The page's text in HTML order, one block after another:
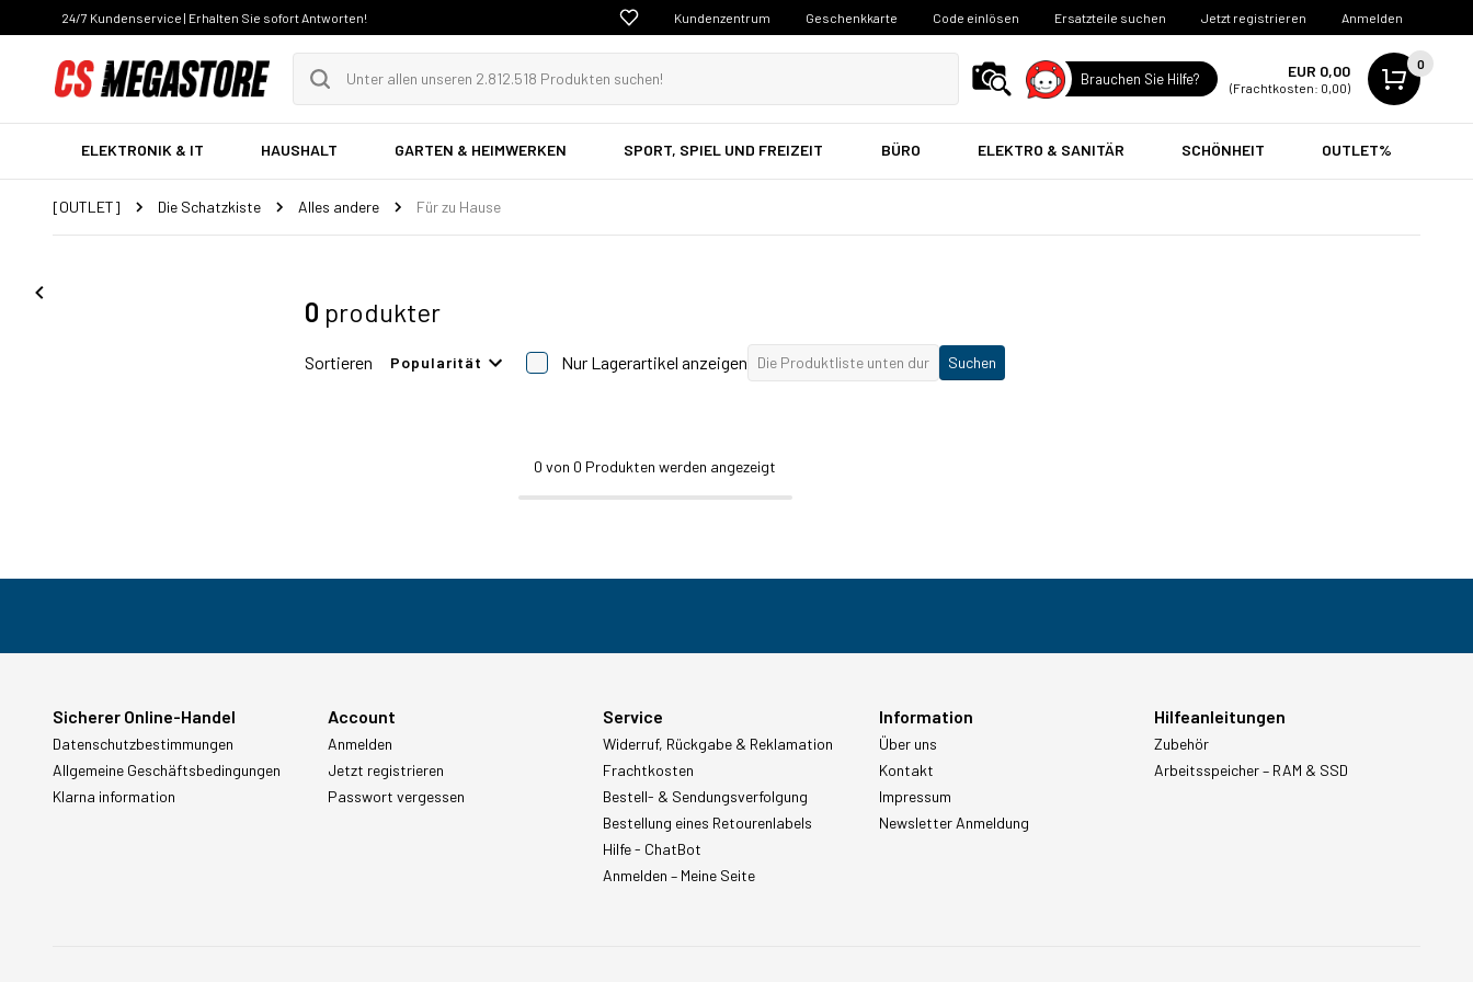
24/7 Kundenservice | Erhalten Sie sofort Antworten! Kundenzentrum Geschenkkarte Code einlösen Ersatzteile suchen Jetzt registrieren Anmelden
Brauchen Sie Hilfe? EUR 0,00
(Frachtkosten: 0,00)
0
ELEKTRONIK & IT HAUSHALT GARTEN & HEIMWERKEN SPORT, SPIEL UND FREIZEIT BÜRO ELEKTRO & SANITÄR SCHÖNHEIT OUTLET%
[OUTLET] Die Schatzkiste Alles andere Für zu Hause
0 produkter
Sortieren Popularität Nur Lagerartikel anzeigen Suchen
0 von 0 Produkten werden angezeigt
Sicherer Online-Handel
Datenschutzbestimmungen
Allgemeine Geschäftsbedingungen
Klarna information
Account
Anmelden
Jetzt registrieren
Passwort vergessen
Service
Widerruf, Rückgabe & Reklamation
Frachtkosten
Bestell- & Sendungsverfolgung
Bestellung eines Retourenlabels
Hilfe - ChatBot
Anmelden – Meine Seite
Information
Über uns
Kontakt
Impressum
Newsletter Anmeldung
Hilfeanleitungen
Zubehör
Arbeitsspeicher – RAM & SSD